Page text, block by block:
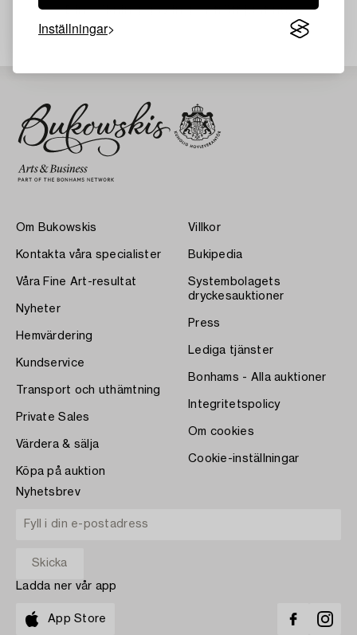
Inställningar
Din sökning gav ingen träff just nu.
Om Bukowskis
Kontakta våra specialister
Våra Fine Art-resultat
Nyheter
Hemvärdering
Kundservice
Transport och uthämtning
Private Sales
Värdera & sälja
Köpa på auktion
Villkor
Bukipedia
Systembolagets
dryckesauktioner
Press
Lediga tjänster
Bonhams - Alla auktioner
Integritetspolicy
Om cookies
Cookie-inställningar
Nyhetsbrev
Ladda ner vår app
App Store